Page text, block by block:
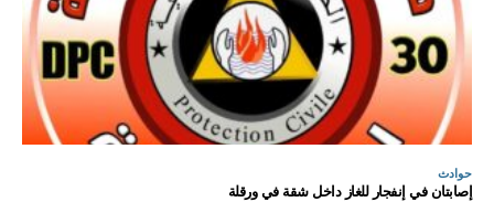
حوادث
إصابتان في إنفجار للغاز داخل شقة في ورقلة